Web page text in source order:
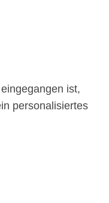
ist,
personalisiertes